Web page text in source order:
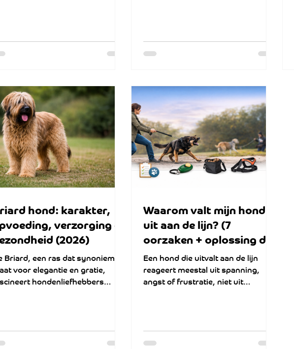
overzicht van puppy
benodigdheden, gericht op een
gebaseerd op praktijkervaring met
puppy-opvoeding en focust op
functionaliteit, veiligheid en
eenvoud. Het doel is niet om zo
veel mogelijk te kopen, maar om
producten t
hond: karakter,
verzorging en
(2026)
Briard, een ras dat synoniem
voor elegantie en gratie,
hondenliefhebbers
Waarom valt mijn hond
uit aan de lijn? (7
oorzaken + oplossing die
wél werkt)
Een hond die uitvalt aan de lijn
reageert meestal uit spanning,
angst of frustratie, niet uit
houden, rustig gedrag belonen en
trainen onder de spanningsgrens.